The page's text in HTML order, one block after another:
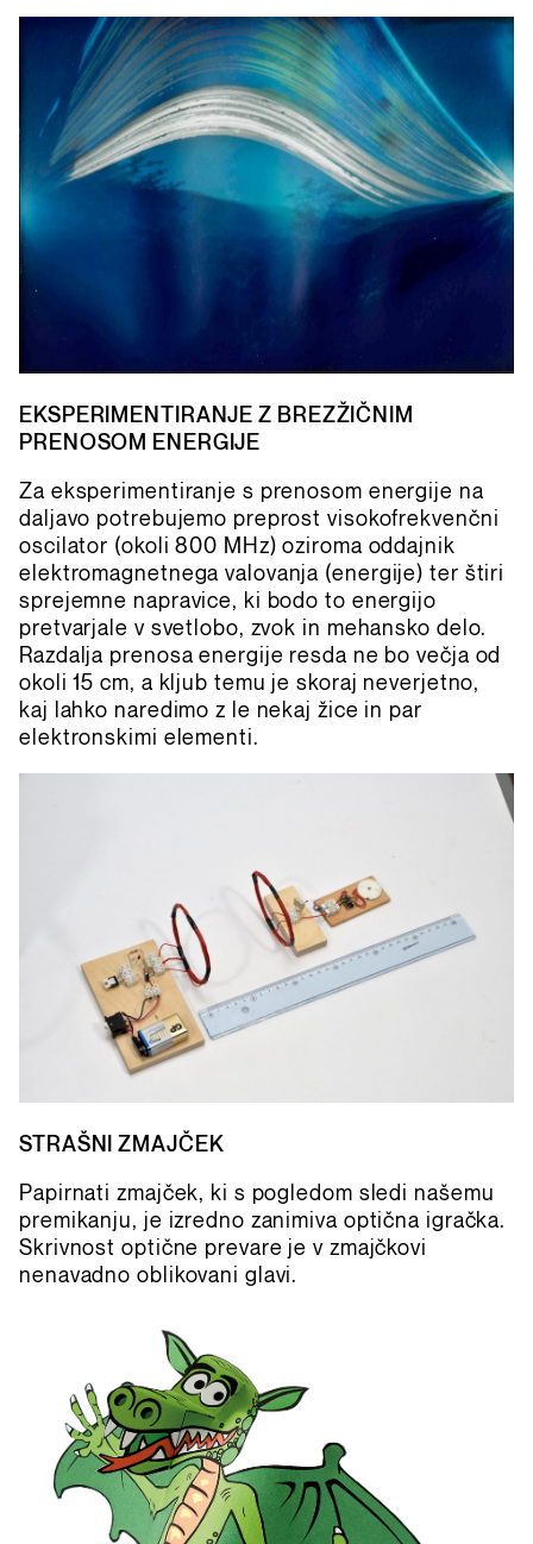
EKSPERIMENTIRANJE Z BREZŽIČNIM
PRENOSOM ENERGIJE
Za eksperimentiranje s prenosom energije na
daljavo potrebujemo preprost visokofrekvenčni
oscilator (okoli 800 MHz) oziroma oddajnik
elektromagnetnega valovanja (energije) ter štiri
sprejemne napravice, ki bodo to energijo
pretvarjale v svetlobo, zvok in mehansko delo.
Razdalja prenosa energije resda ne bo večja od
okoli 15 cm, a kljub temu je skoraj neverjetno,
kaj lahko naredimo z le nekaj žice in par
elektronskimi elementi.
STRAŠNI ZMAJČEK
Papirnati zmajček, ki s pogledom sledi našemu
premikanju, je izredno zanimiva optična igračka.
Skrivnost optične prevare je v zmajčkovi
nenavadno oblikovani glavi.